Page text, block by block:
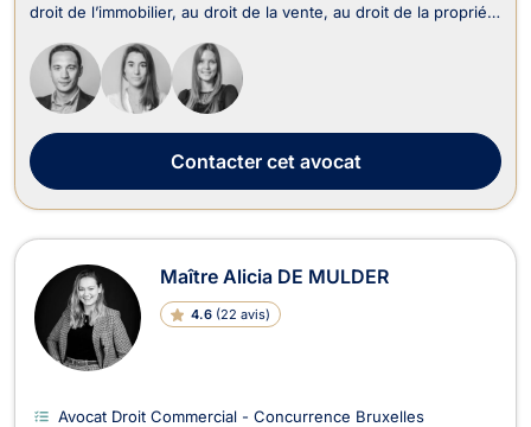
droit de l’immobilier, au droit de la vente, au droit de la propriété
concurrence, au droit des sociétés, au droit du crédit et de la
consommat...
Contactercet avocat
Maître Alicia DE MULDER
4.6 (22 avis)
Avocat Droit Commercial - Concurrence Bruxelles